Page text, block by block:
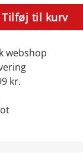
Tilføj til kurv
webshop
kr.